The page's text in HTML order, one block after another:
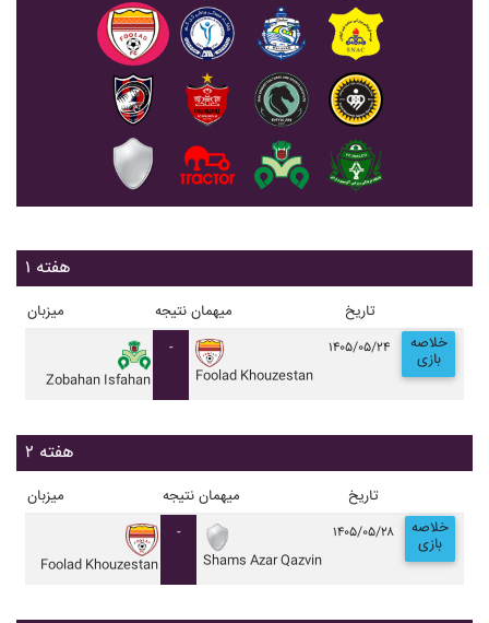
هفته ۱
میزبان نتیجه میهمان تاریخ
Zobahan Isfahan
-
Foolad Khouzestan
۱۴۰۵/۰۵/۲۴ خلاصه
بازی
هفته ۲
میزبان نتیجه میهمان تاریخ
Foolad Khouzestan
-
Shams Azar Qazvin
۱۴۰۵/۰۵/۲۸ خلاصه
بازی